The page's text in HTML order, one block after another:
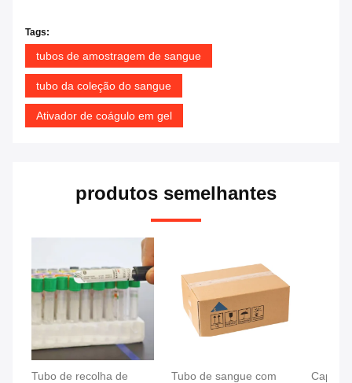
Tags:
tubos de amostragem de sangue
tubo da coleção do sangue
Ativador de coágulo em gel
produtos semelhantes
Tubo de recolha de
Tubo de sangue com
Capela